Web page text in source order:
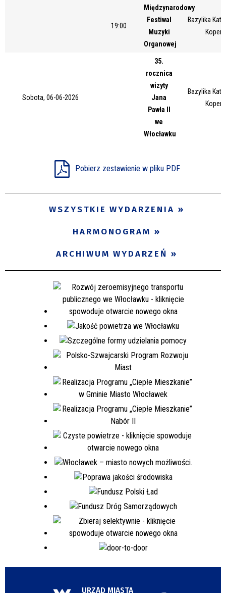
Promowane
19:00
Międzynarodowy
Festiwal
Muzyki
Organowej
Bazylika
Sobota, 06-06-2026
35.
rocznica
wizyty
Jana
Pawła II
we
Włocławku
Bazylika
Pobierz zestawienie w pliku PDF
WSZYSTKIE WYDARZENIA
HARMONOGRAM
ARCHIWUM WYDARZEŃ
URZĄD MIASTA